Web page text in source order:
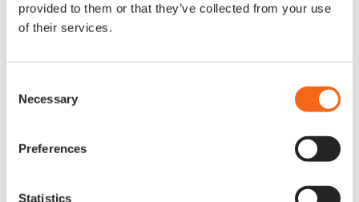
provided to them or that they’ve collected from your use
of their services.
Selection
Necessary
Preferences
Statistics
Vilka antaganden håller i
kalkylen?
Antaganden som håller är gradvisa förbättringar över
när förlustanalysen mognar, och
Antaganden som inte håller är snabba mirakelresultat,